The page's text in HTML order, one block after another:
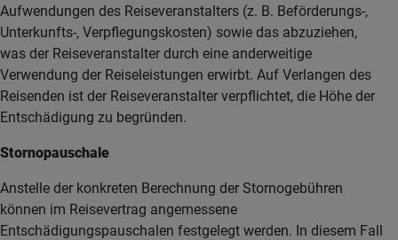
Aufwendungen des Reiseveranstalters (z. B. Beförderungs-,
Unterkunfts-, Verpflegungskosten) sowie das abzuziehen,
was der Reiseveranstalter durch eine anderweitige
Verwendung der Reiseleistungen erwirbt. Auf Verlangen des
Reisenden ist der Reiseveranstalter verpflichtet, die Höhe der
Entschädigung zu begründen.
Stornopauschale
Anstelle der konkreten Berechnung der Stornogebühren
können im Reisevertrag angemessene
Entschädigungspauschalen festgelegt werden. In diesem Fall